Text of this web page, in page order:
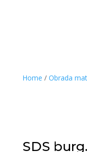
Home / Obrada
SDS